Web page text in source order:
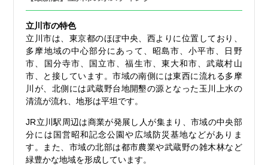
立川市の特色
立川市は、東京都のほぼ中央、西よりに位置しており、
多摩地域の中心部分にあって、昭島市、小平市、日野
市、国分寺市、国立市、福生市、東大和市、武蔵村山
市、と接しています。市域の南側には東西に流れる多摩
川が、北側には武蔵野台地開墾の源となった玉川上水の
清流が流れ、地形は平坦です。
JR立川駅周辺は商業が発展し人が集まり、市域の中央部
分には国営昭和記念公園や広域防災基地などがありま
す。また、市域の北部は都市農業や武蔵野の雑木林など
緑豊かな地域を形成しています。